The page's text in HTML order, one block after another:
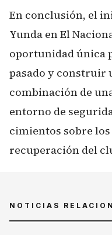
En conclusión, el
Yunda en El
oportunidad única
pasado y construir
combinación de
entorno de
cimientos sobre
recuperación del
NOTICIAS